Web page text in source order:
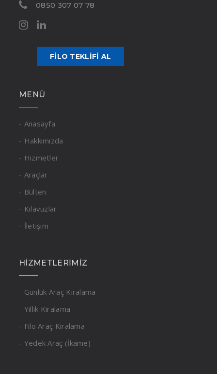
0850 307 07 78
FILO TEKLIFI AL
MENÜ
- Anasayfa
- Hakkımızda
- Hizmetler
- Araçlar
- Bülten
- Kılavuzlar
- İletişim
HIZMETLERIMIZ
- Günlük Araç Kiralama
- Yıllık Kiralama
- Filo Araç Kiralama
- Yedek Araç (İkame)